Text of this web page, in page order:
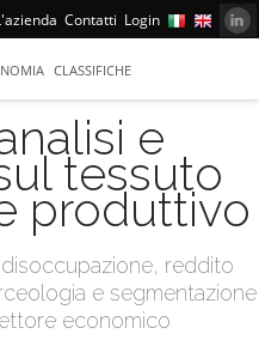
Contatti Login
CLASSIFICHE
e
tessuto
produttivo
reddito
e segmentazione
economico